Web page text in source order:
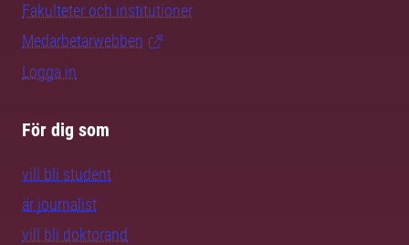
Fakulteter och institutioner
Medarbetarwebben
Logga in
För dig som
vill bli student
är journalist
vill bli doktorand